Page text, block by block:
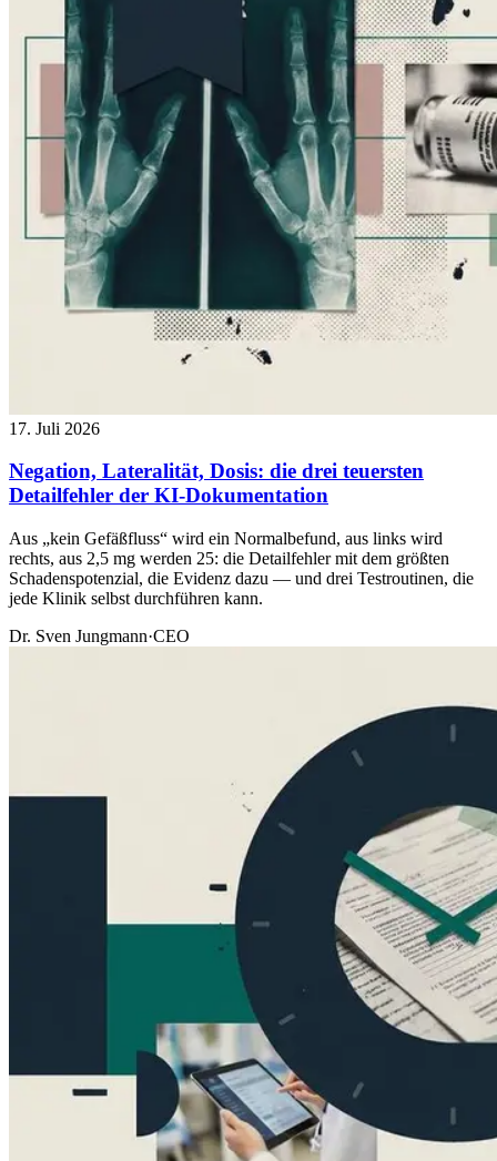
17. Juli 2026
Negation, Lateralität, Dosis: die drei teuersten
Detailfehler der KI-Dokumentation
Aus „kein Gefäßfluss“ wird ein Normalbefund, aus links wird
rechts, aus 2,5 mg werden 25: die Detailfehler mit dem größten
Schadenspotenzial, die Evidenz dazu — und drei Testroutinen, die
jede Klinik selbst durchführen kann.
Dr. Sven Jungmann·CEO